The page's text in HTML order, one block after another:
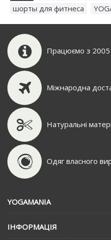
шорты для фитнеса
Працюємо з 2005
Міжнародна
Натуральні
Одяг власного
YOGAMANIA
IНФОРМАЦIЯ